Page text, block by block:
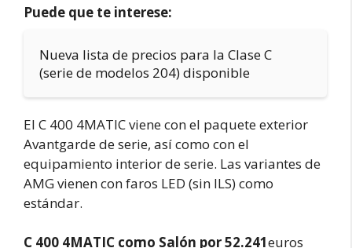
Puede que te interese:
Nueva lista de precios para la Clase C
(serie de modelos 204) disponible
El C 400 4MATIC viene con el paquete exterior
Avantgarde de serie, así como con el
equipamiento interior de serie. Las variantes de
AMG vienen con faros LED (sin ILS) como
estándar.
C 400 4MATIC como Salón por 52.241euros